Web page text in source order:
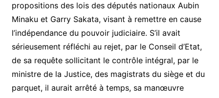
propositions des lois des députés nationaux Aubin
Minaku et Garry Sakata, visant à remettre en cause
l’indépendance du pouvoir judiciaire. S’il avait
sérieusement réfléchi au rejet, par le Conseil d’Etat,
de sa requête sollicitant le contrôle intégral, par le
ministre de la Justice, des magistrats du siège et du
parquet, il aurait arrêté à temps, sa manœuvre